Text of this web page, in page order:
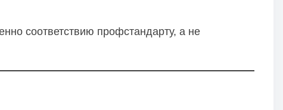
соответствию профстандарту, а не